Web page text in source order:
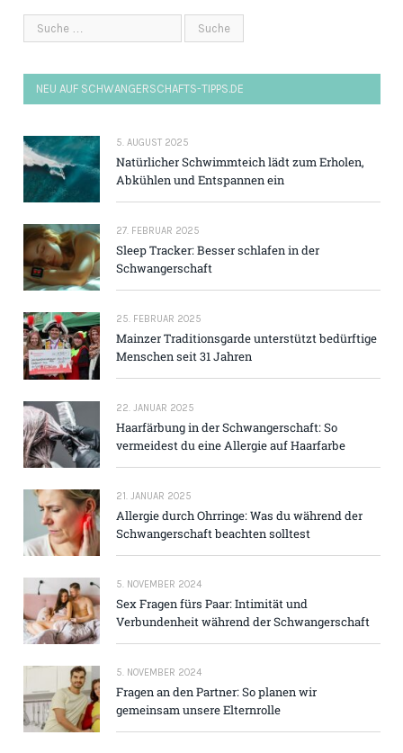
NEU AUF SCHWANGERSCHAFTS-TIPPS.DE
5. AUGUST 2025
Natürlicher Schwimmteich lädt zum Erholen,
Abkühlen und Entspannen ein
27. FEBRUAR 2025
Sleep Tracker: Besser schlafen in der
Schwangerschaft
25. FEBRUAR 2025
Mainzer Traditions­garde unterstützt bedürftige
Menschen seit 31 Jahren
22. JANUAR 2025
Haarfärbung in der Schwangerschaft: So
vermeidest du eine Allergie auf Haarfarbe
21. JANUAR 2025
Allergie durch Ohrringe: Was du während der
Schwangerschaft beachten solltest
5. NOVEMBER 2024
Sex Fragen fürs Paar: Intimität und
Verbundenheit während der Schwangerschaft
5. NOVEMBER 2024
Fragen an den Partner: So planen wir
gemeinsam unsere Elternrolle